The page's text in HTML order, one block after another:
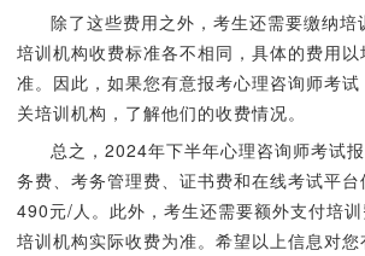
除了这些费用之外，考生还需要缴纳培
培训机构收费标准各不相同，具体的费用
准。因此，如果您有意报考心理咨询师考
关培训机构，了解他们的收费情况。
总之，2024年下半年心理咨询师考试
务费、考务管理费、证书费和在线考试平
490元/人。此外，考生还需要额外支付培
培训机构实际收费为准。希望以上信息对